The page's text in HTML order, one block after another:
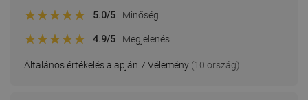
Általános értékelés alapján 7 Vélemény (10 ország)
5.0/5 Minőség
4.9/5 Megjelenés